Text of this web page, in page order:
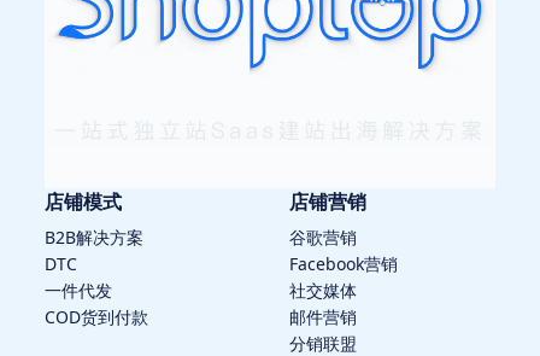
店铺模式
B2B解决方案
DTC
一件代发
COD货到付款
店铺营销
谷歌营销
Facebook营销
社交媒体
邮件营销
分销联盟